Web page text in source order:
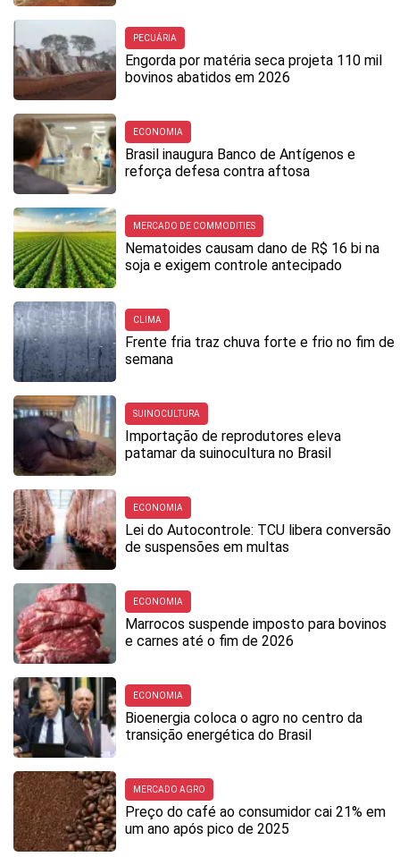
PECUÁRIA
Engorda por matéria seca projeta 110 mil
bovinos abatidos em 2026
ECONOMIA
Brasil inaugura Banco de Antígenos e
reforça defesa contra aftosa
MERCADO DE COMMODITIES
Nematoides causam dano de R$ 16 bi na
soja e exigem controle antecipado
CLIMA
Frente fria traz chuva forte e frio no fim de
semana
SUINOCULTURA
Importação de reprodutores eleva
patamar da suinocultura no Brasil
ECONOMIA
Lei do Autocontrole: TCU libera conversão
de suspensões em multas
ECONOMIA
Marrocos suspende imposto para bovinos
e carnes até o fim de 2026
ECONOMIA
Bioenergia coloca o agro no centro da
transição energética do Brasil
MERCADO AGRO
Preço do café ao consumidor cai 21% em
um ano após pico de 2025